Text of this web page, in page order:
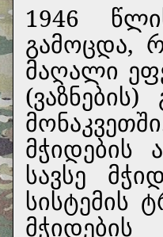
1946
გამოცდა,
მაღალი
მჭიდების
სავსე
სისტემის